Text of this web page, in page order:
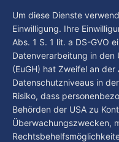
By Luca Kimmel 6. Aug.
Um diese Dienste
Einwilligung. Ihre
Abs. 1 S. 1 lit. a DS-GVO
Datenverarbeitung in den
(EuGH) hat Zweifel an
Datenschutzniveaus in
Risiko, dass
Behörden der USA zu
Überwachungszwecken,